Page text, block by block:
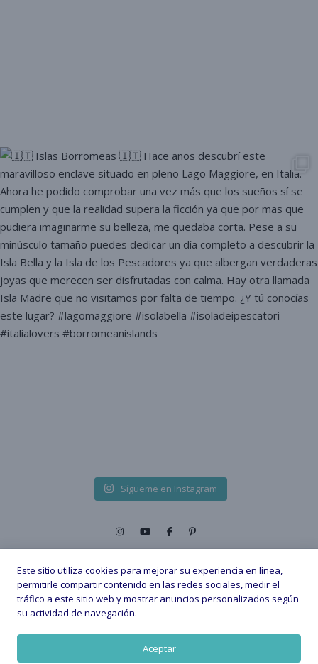
Sígueme en Instagram
2026 © - All Rights Reserved. |
Este sitio utiliza cookies para mejorar su experiencia en línea,
permitirle compartir contenido en las redes sociales, medir el
tráfico a este sitio web y mostrar anuncios personalizados según
su actividad de navegación.
Aceptar